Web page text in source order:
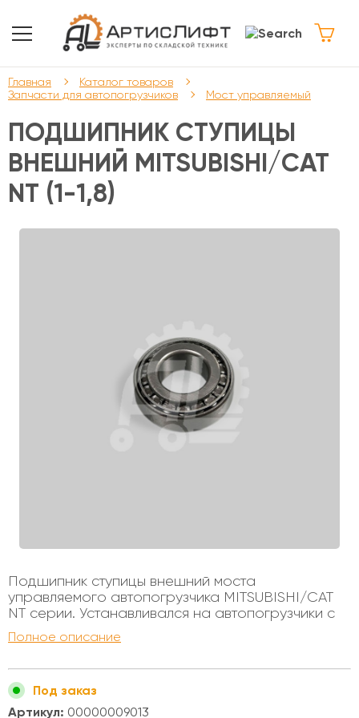
Главная
Каталог товаров
Запчасти для автопогрузчиков
Мост управляемый
ПОДШИПНИК СТУПИЦЫ
ВНЕШНИЙ MITSUBISHI/CAT
NT (1-1,8)
Подшипник ступицы внешний моста
управляемого автопогрузчика MITSUBISHI/CAT
NT серии. Устанавливался на автопогрузчики с
бензиновыми и дизельными двигателями,
грузоподъемностью от 1 до 1,8 тонн. Внутренний
Полное описание
Под заказ
Артикул: 00000009013